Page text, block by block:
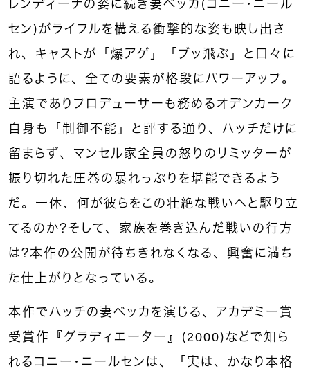
レンディーナの姿に続き妻ベッカ（コニー・ニール
セン）がライフルを構える衝撃的な姿も映し出さ
れ、キャストが「爆アゲ」「ブッ飛ぶ」と口々に
語るように、全ての要素が格段にパワーアップ。
主演でありプロデューサーも務めるオデンカーク
自身も「制御不能」と評する通り、ハッチだけに
留まらず、マンセル家全員の怒りのリミッターが
振り切れた圧巻の暴れっぷりを堪能できるよう
だ。一体、何が彼らをこの壮絶な戦いへと駆り立
てるのか？そして、家族を巻き込んだ戦いの行方
は？本作の公開が待ちきれなくなる、興奮に満ち
た仕上がりとなっている。
本作でハッチの妻ベッカを演じる、アカデミー賞
受賞作『グラディエーター』（2000）などで知ら
れるコニー・ニールセンは、「実は、かなり本格